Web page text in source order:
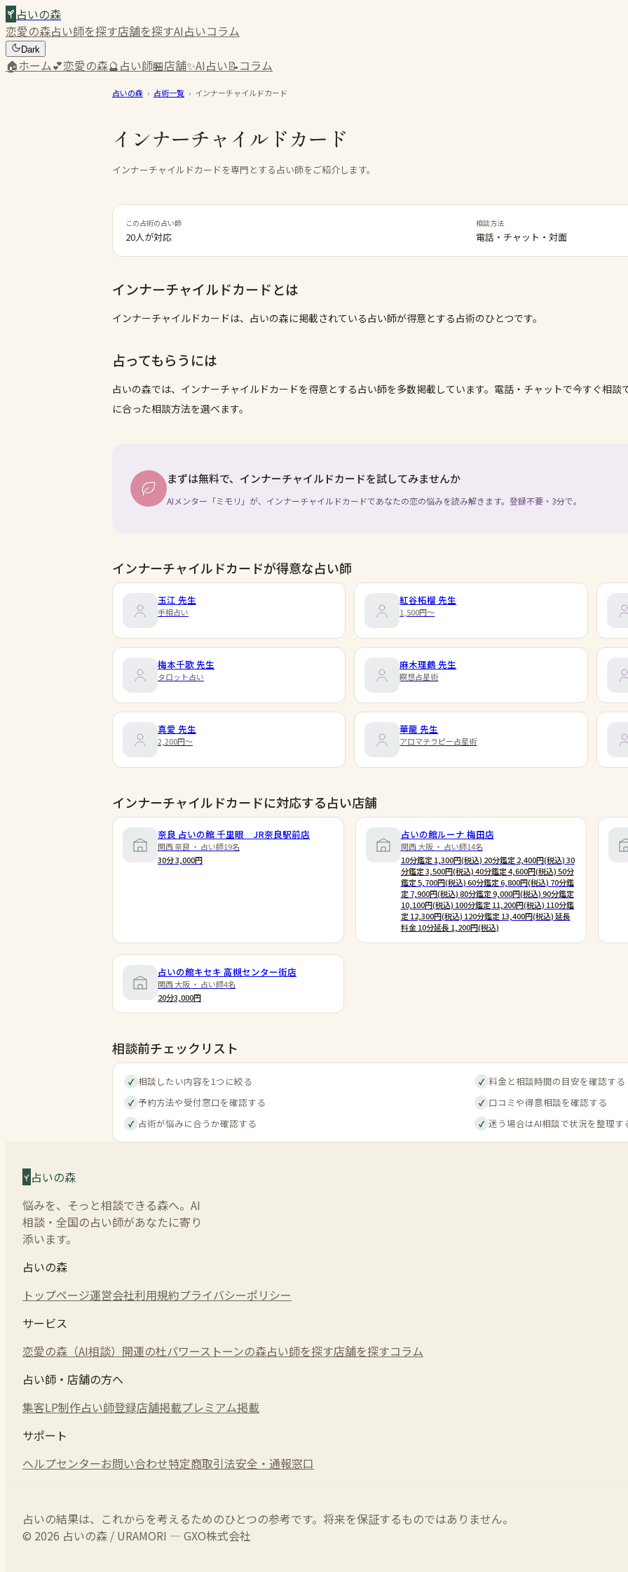
占いの森
恋愛の森占い師を探す店舗を探すAI占いコラム
Dark
🏠ホーム💕恋愛の森🔮占い師🏪店舗✨AI占い📝コラム
占いの森 › 占術一覧 › インナーチャイルドカード
インナーチャイルドカード
インナーチャイルドカードを専門とする占い師をご紹介します。
この占術の占い師
20人が対応
相談方法
電話・チャット・対面
インナーチャイルドカード とは
インナーチャイルドカードは、占いの森に掲載されている占い師が得意とする占術のひとつです。
占ってもらうには
占いの森では、 インナーチャイルドカードを得意とする占い師を多数掲載しています。電話・チャットで今すぐ相
に合った相談方法を選べます。
まずは無料で、インナーチャイルドカードを試してみませんか
AIメンター「ミモリ」が、インナーチャイルドカードであなたの恋の悩みを読み解きます。登録不要・3分で。
インナーチャイルドカードが得意な占い師
玉江 先生
手相占い
紅谷柘榴 先生
1,500円〜
梅本千歌先生
タロット占い
麻木理鶴 先生
瞑想占星術
真愛 先生
2,200円〜
華龍 先生
アロマテラピー占星術
インナーチャイルドカードに対応する占い店舗
奈良 占いの館 千里眼 JR奈良駅前店
関西 奈良 ・ 占い師19名
30分 3,000円
占いの館ルーナ 梅田店
関西 大阪 ・ 占い師14名
10分鑑定 1,300円(税込) 20分鑑定 2,400円(税込) 30
分鑑定 3,500円(税込) 40分鑑定 4,600円(税込) 50分
鑑定 5,700円(税込) 60分鑑定 6,800円(税込) 70分鑑
定 7,900円(税込) 80分鑑定 9,000円(税込) 90分鑑定
10,100円(税込) 100分鑑定 11,200円(税込) 110分鑑
定 12,300円(税込) 120分鑑定 13,400円(税込) 延長
料金 10分延長 1,200円(税込)
占いの館キセキ 高槻センター街店
関西 大阪 ・ 占い師4名
20分3,000円
相談前チェックリスト
✓ 相談したい内容を1つに絞る ✓ 料金と相談時間の目安を確認する
✓ 予約方法や受付窓口を確認する ✓ 口コミや得意相談を確認する
✓ 占術が悩みに合うか確認する ✓ 迷う場合はAI相談で状況を整理す
占いの森
悩みを、そっと相談できる森へ。AI
相談・全国の占い師があなたに寄り
添います。
占いの森
トップページ運営会社利用規約プライバシーポリシー
サービス
恋愛の森（AI相談） 開運の杜パワーストーンの森占い師を探す店舗を探すコラム
占い師・店舗の方へ
集客LP制作占い師登録店舗掲載プレミアム掲載
サポート
ヘルプセンターお問い合わせ特定商取引法安全・通報窓口
占いの結果は、これからを考えるためのひとつの参考です。将来を保証するものではありません。
© 2026 占いの森 / URAMORI — GXO株式会社